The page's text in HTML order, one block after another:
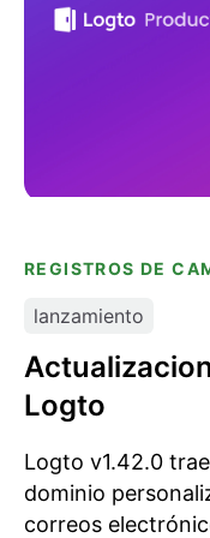
REGISTROS DE
lanzamiento
Logto
Logto v1.42.0
dominio
correos